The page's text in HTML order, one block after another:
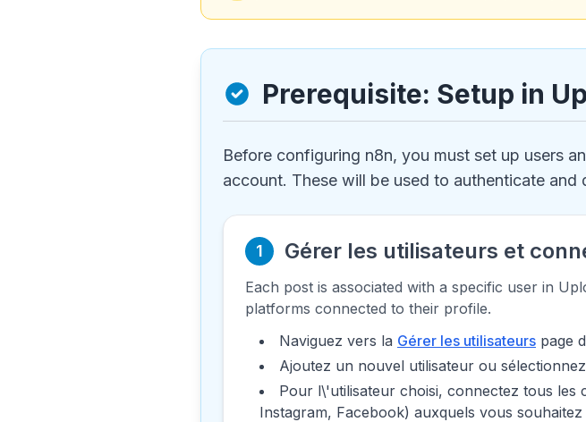
Prerequisite: Setup in
Before configuring n8n, you must set up users
account. These will be used to authenticate and
1 Gérer les utilisateurs et
Each post is associated with a specific user in
platforms connected to their profile.
Naviguez vers la Gérer les utilisateurs page
Ajoutez un nouvel utilisateur ou
Pour l\'utilisateur choisi, connectez tous les
Instagram, Facebook) auxquels vous